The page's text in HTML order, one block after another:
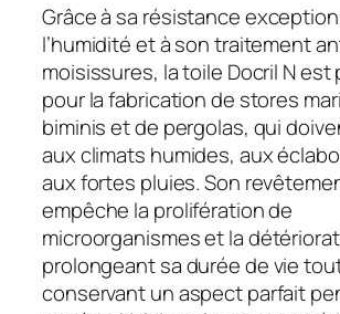
Grâce à sa résistance
l’humidité et à son traitement
moisissures, la toile Docril N est
pour la fabrication de stores
biminis et de pergolas, qui
aux climats humides, aux
aux fortes pluies. Son
empêche la prolifération de
microorganismes et la
prolongeant sa durée de vie
conservant un aspect parfait